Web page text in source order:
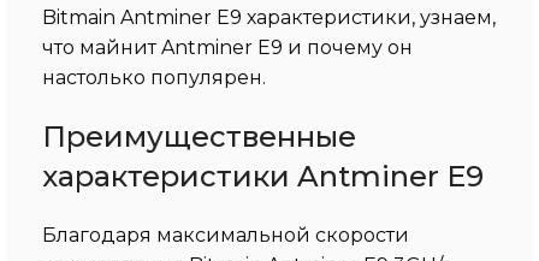
Bitmain Antminer E9 характеристики, узнаем,
что майнит Antminer E9 и почему он
настолько популярен.
Преимущественные
характеристики Antminer E9
Благодаря максимальной скорости